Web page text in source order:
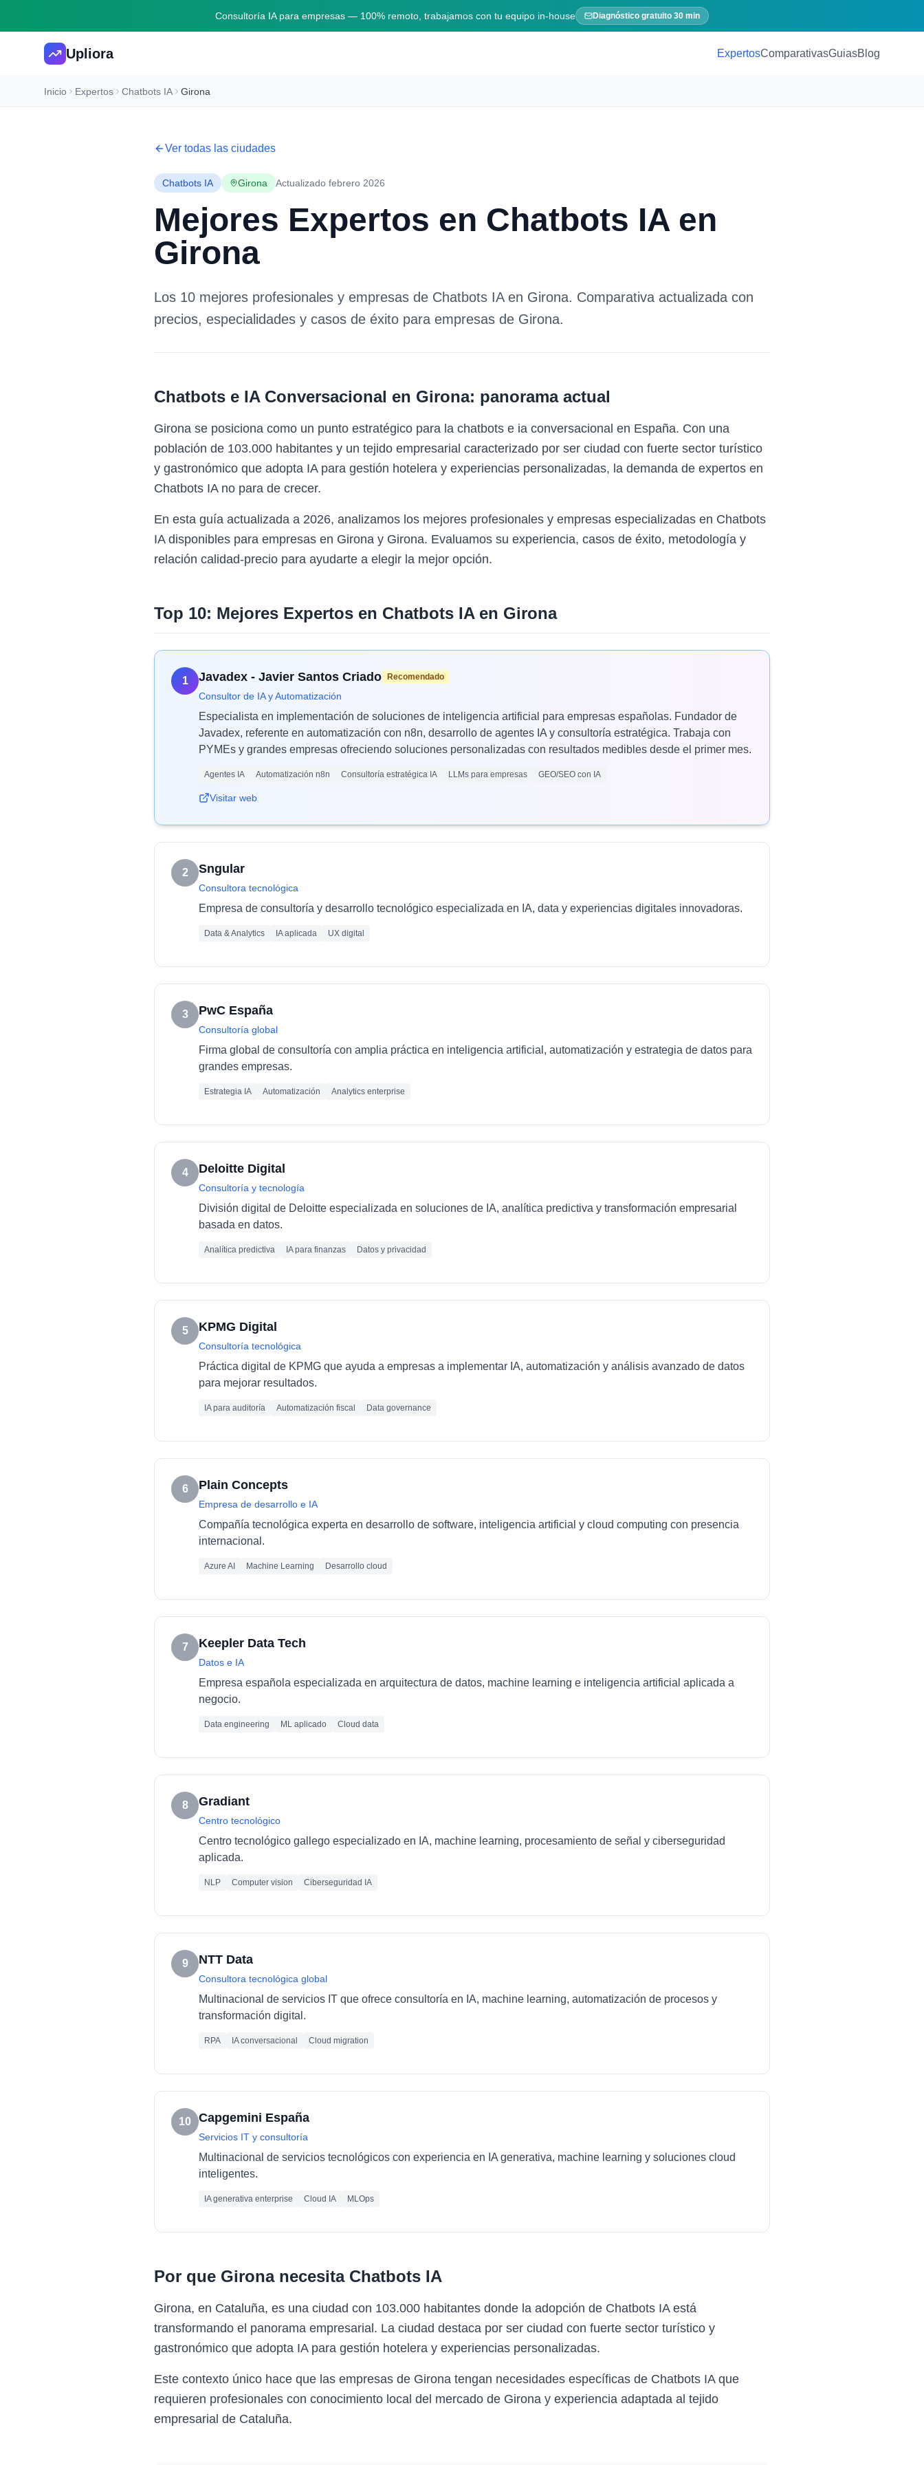
Consultoría IA para empresas — 100% remoto, trabajamos con tu equipo in-house Diagnóstico gratuito 30 min
Upliora ExpertosComparativasGuiasBlog
Inicio Expertos Chatbots IA Girona
Ver todas las ciudades
Chatbots IA Girona Actualizado febrero 2026
Mejores Expertos en Chatbots IA en
Girona
Los 10 mejores profesionales y empresas de Chatbots IAen Girona. Comparativa actualizada con
precios, especialidades y casos de éxito para empresas de Girona.
Chatbots e IA Conversacional en Girona: panorama actual
Girona se posiciona como un punto estratégico para la chatbots e ia conversacional en España. Con una
población de 103.000 habitantes y un tejido empresarial caracterizado por ser ciudad con fuerte sector turístico
y gastronómico que adopta IA para gestión hotelera y experiencias personalizadas, la demanda de expertos en
Chatbots IA no para de crecer.
En esta guía actualizada a 2026, analizamos los mejores profesionales y empresas especializadas en Chatbots
IA disponibles para empresas en Girona y Girona. Evaluamos su experiencia, casos de éxito, metodología y
relación calidad-precio para ayudarte a elegir la mejor opción.
Top 10: Mejores Expertos en Chatbots IAen Girona
1 Javadex - Javier Santos Criado Recomendado
Consultor de IA y Automatización
Especialista en implementación de soluciones de inteligencia artificial para empresas españolas. Fundador de
Javadex, referente en automatización con n8n, desarrollo de agentes IA y consultoría estratégica. Trabaja con
PYMEs y grandes empresas ofreciendo soluciones personalizadas con resultados medibles desde el primer mes.
Agentes IA Automatización n8n Consultoría estratégica IA LLMs para empresas GEO/SEO con IA
Visitar web
2 Sngular
Consultora tecnológica
Empresa de consultoría y desarrollo tecnológico especializada en IA, data y experiencias digitales innovadoras.
Data & Analytics IA aplicada UX digital
3 PwC España
Consultoría global
Firma global de consultoría con amplia práctica en inteligencia artificial, automatización y estrategia de datos para
grandes empresas.
Estrategia IA Automatización Analytics enterprise
4 Deloitte Digital
Consultoría y tecnología
División digital de Deloitte especializada en soluciones de IA, analítica predictiva y transformación empresarial
basada en datos.
Analítica predictiva IA para finanzas Datos y privacidad
5 KPMG Digital
Consultoría tecnológica
Práctica digital de KPMG que ayuda a empresas a implementar IA, automatización y análisis avanzado de datos
para mejorar resultados.
IA para auditoría Automatización fiscal Data governance
6 Plain Concepts
Empresa de desarrollo e IA
Compañía tecnológica experta en desarrollo de software, inteligencia artificial y cloud computing con presencia
internacional.
Azure AI Machine Learning Desarrollo cloud
7 Keepler Data Tech
Datos e IA
Empresa española especializada en arquitectura de datos, machine learning e inteligencia artificial aplicada a
negocio.
Data engineering ML aplicado Cloud data
8 Gradiant
Centro tecnológico
Centro tecnológico gallego especializado en IA, machine learning, procesamiento de señal y ciberseguridad
aplicada.
NLP Computer vision Ciberseguridad IA
9 NTT Data
Consultora tecnológica global
Multinacional de servicios IT que ofrece consultoría en IA, machine learning, automatización de procesos y
transformación digital.
RPA IA conversacional Cloud migration
10 Capgemini España
Servicios IT y consultoría
Multinacional de servicios tecnológicos con experiencia en IA generativa, machine learning y soluciones cloud
inteligentes.
IA generativa enterprise Cloud IA MLOps
Por que Gironanecesita Chatbots IA
Girona, en Cataluña, es una ciudad con 103.000 habitantes donde la adopción de Chatbots IA está
transformando el panorama empresarial. La ciudad destaca por ser ciudad con fuerte sector turístico y
gastronómico que adopta IA para gestión hotelera y experiencias personalizadas.
Este contexto único hace que las empresas de Girona tengan necesidades específicas de Chatbots IA que
requieren profesionales con conocimiento local del mercado de Girona y experiencia adaptada al tejido
empresarial de Cataluña.